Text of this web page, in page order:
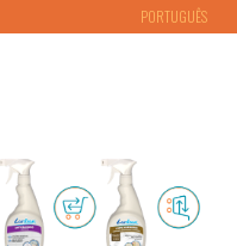
PORTUGUÊS